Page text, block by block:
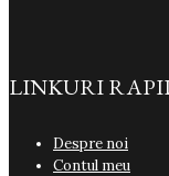
LINKURI
Despre noi
Contul meu